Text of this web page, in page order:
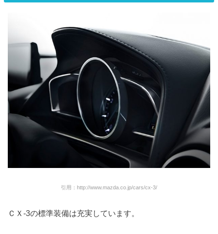
引用：http://www.mazda.co.jp/cars/cx-3/
ＣＸ-3の標準装備は充実しています。